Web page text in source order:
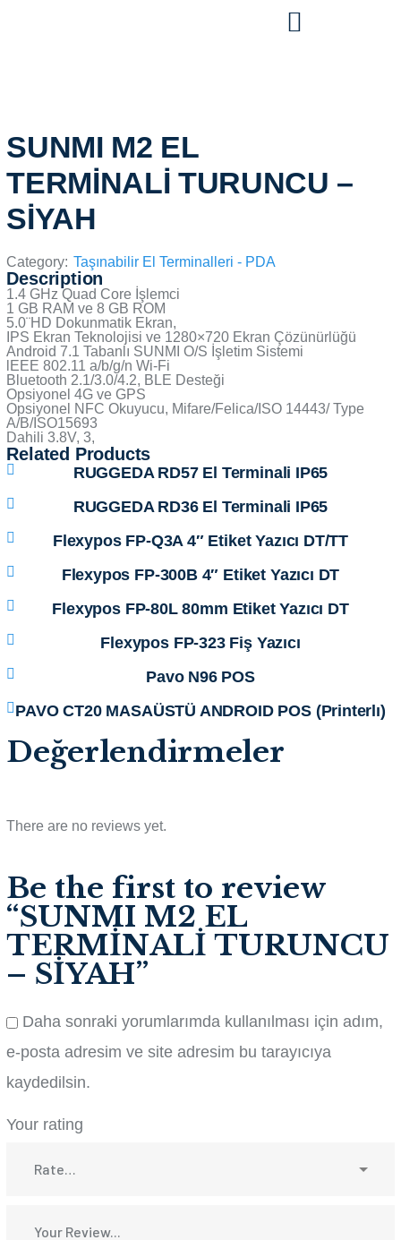
SUNMI M2 EL
TERMİNALİ TURUNCU –
SİYAH
Category: Taşınabilir El Terminalleri - PDA
Description
1.4 GHz Quad Core İşlemci
1 GB RAM ve 8 GB ROM
5.0¨HD Dokunmatik Ekran,
IPS Ekran Teknolojisi ve 1280×720 Ekran Çözünürlüğü
Android 7.1 Tabanlı SUNMI O/S İşletim Sistemi
lEEE 802.11 a/b/g/n Wi-Fi
Bluetooth 2.1/3.0/4.2, BLE Desteği
Opsiyonel 4G ve GPS
Opsiyonel NFC Okuyucu, Mifare/Felica/ISO 14443/ Type
A/B/ISO15693
Dahili 3.8V, 3,
Related Products
RUGGEDA RD57 El Terminali IP65
RUGGEDA RD36 El Terminali IP65
Flexypos FP-Q3A 4″ Etiket Yazıcı DT/TT
Flexypos FP-300B 4″ Etiket Yazıcı DT
Flexypos FP-80L 80mm Etiket Yazıcı DT
Flexypos FP-323 Fiş Yazıcı
Pavo N96 POS
PAVO CT20 MASAÜSTÜ ANDROID POS (Printerlı)
Değerlendirmeler
There are no reviews yet.
Be the first to review
“SUNMI M2 EL
TERMİNALİ TURUNCU
– SİYAH”
Daha sonraki yorumlarımda kullanılması için adım,
e-posta adresim ve site adresim bu tarayıcıya
kaydedilsin.
Your rating